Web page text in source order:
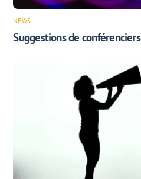
NEWS
Suggestions de conférenciers